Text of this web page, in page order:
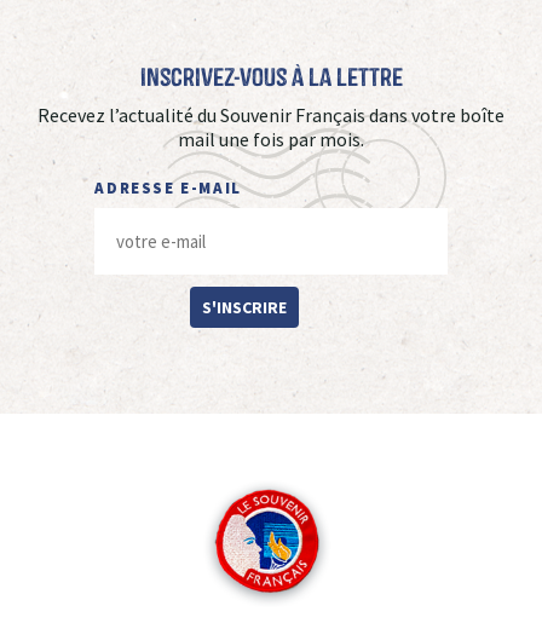
Inscrivez-vous à La Lettre
Recevez l’actualité du Souvenir Français dans votre boîte
mail une fois par mois.
ADRESSE E-MAIL
S'INSCRIRE